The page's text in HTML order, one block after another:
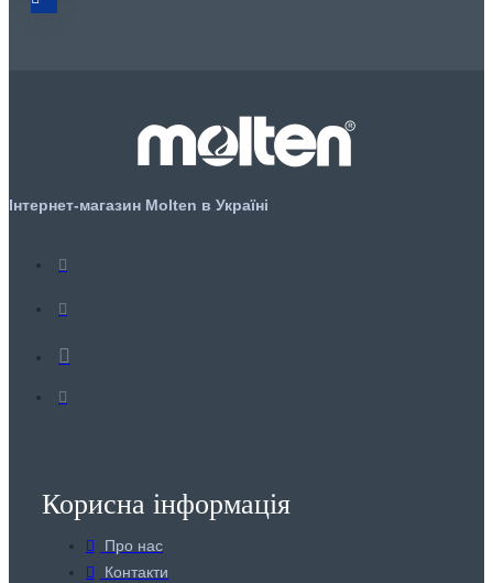
Інтернет-магазин Molten в Україні
Корисна інформація
Про нас
Контакти